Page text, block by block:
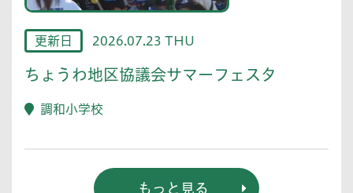
更新日 2026.07.23 THU
ちょうわ地区協議会サマーフェスタ
調和小学校
もっと見る